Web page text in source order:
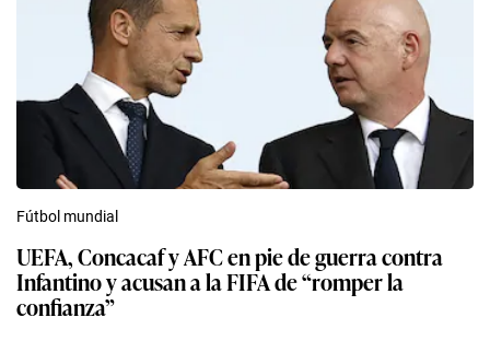
Fútbol mundial
UEFA, Concacaf y AFC en pie de guerra contra
Infantino y acusan a la FIFA de “romper la
confianza”